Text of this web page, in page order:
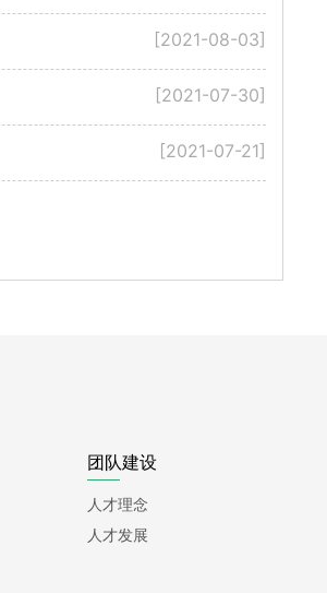
[2021-08-03]
[2021-07-30]
[2021-07-21]
团队建设
人才理念
人才发展